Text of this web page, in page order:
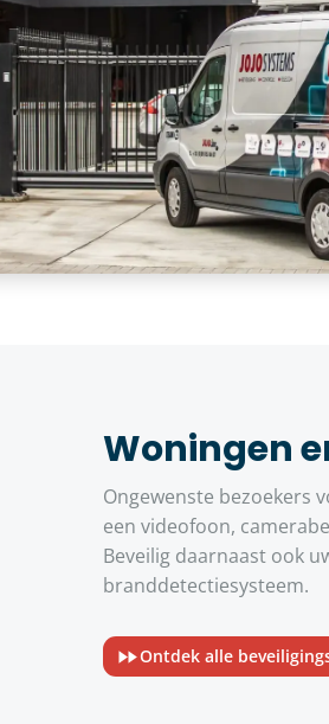
Woningen
Ongewenste bezoekers
een videofoon,
Beveilig daarnaast ook
branddetectiesysteem.
Ontdek alle